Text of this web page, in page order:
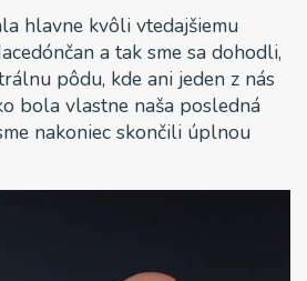
hlavne kvôli vtedajšiemu
a tak sme sa dohodli,
pôdu, kde ani jeden z nás
bola vlastne naša posledná
nakoniec skončili úplnou